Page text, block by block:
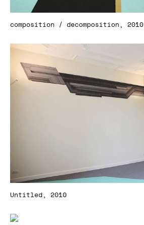
composition / decomposition, 2010
Untitled, 2010